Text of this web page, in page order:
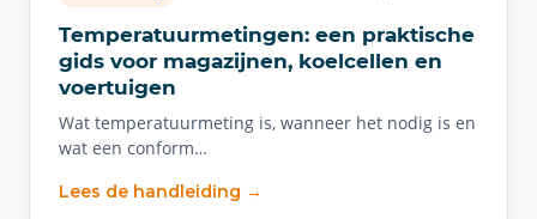
Temperatuurmetingen: een praktische
gids voor magazijnen, koelcellen en
voertuigen
Wat temperatuurmeting is, wanneer het nodig is en
wat een conform…
Lees de handleiding →